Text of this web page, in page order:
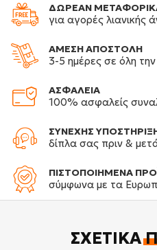
ΔΩΡΕΑΝ
για αγορές λιανικής
ΑΜΕΣΗ ΑΠΟΣΤΟΛΗ
3-5 ημέρες σε όλη
ΑΣΦΑΛΕΙΑ
100% ασφαλείς
ΣΥΝΕΧΗΣ
δίπλα σας πριν &
ΠΙΣΤΟΠΟΙΗΜΕΝΑ
σύμφωνα με τα
ΣΧΕΤΙΚΆ